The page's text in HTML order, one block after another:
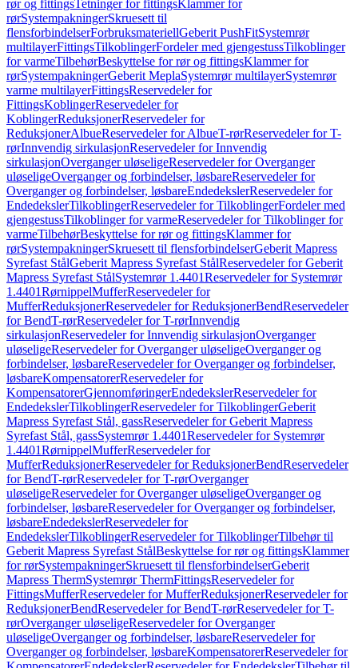
rør og fittingsTetninger for fittingsKlammer for
rørSystempakningerSkruesett til
flensforbindelserForbruksmateriellGeberit PushFitSystemrør
multilayerFittingsTilkoblingerFordeler med gjengestussTilkoblinger
for varmeTilbehørBeskyttelse for rør og fittingsKlammer for
rørSystempakningerGeberit MeplaSystemrør multilayerSystemrør
varme multilayerFittingsReservedeler for
FittingsKoblingerReservedeler for
KoblingerReduksjonerReservedeler for
ReduksjonerAlbueReservedeler for AlbueT-rørReservedeler for T-
rørInnvendig sirkulasjonReservedeler for Innvendig
sirkulasjonOverganger uløseligeReservedeler for Overganger
uløseligeOverganger og forbindelser, løsbareReservedeler for
Overganger og forbindelser, løsbareEndedekslerReservedeler for
EndedekslerTilkoblingerReservedeler for TilkoblingerFordeler med
gjengestussTilkoblinger for varmeReservedeler for Tilkoblinger for
varmeTilbehørBeskyttelse for rør og fittingsKlammer for
rørSystempakningerSkruesett til flensforbindelserGeberit Mapress
Syrefast StålGeberit Mapress Syrefast StålReservedeler for Geberit
Mapress Syrefast StålSystemrør 1.4401Reservedeler for Systemrør
1.4401RørnippelMufferReservedeler for
MufferReduksjonerReservedeler for ReduksjonerBendReservedeler
for BendT-rørReservedeler for T-rørInnvendig
sirkulasjonReservedeler for Innvendig sirkulasjonOverganger
uløseligeReservedeler for Overganger uløseligeOverganger og
forbindelser, løsbareReservedeler for Overganger og forbindelser,
løsbareKompensatorerReservedeler for
KompensatorerGjennomføringerEndedekslerReservedeler for
EndedekslerTilkoblingerReservedeler for TilkoblingerGeberit
Mapress Syrefast Stål, gassReservedeler for Geberit Mapress
Syrefast Stål, gassSystemrør 1.4401Reservedeler for Systemrør
1.4401RørnippelMufferReservedeler for
MufferReduksjonerReservedeler for ReduksjonerBendReservedeler
for BendT-rørReservedeler for T-rørOverganger
uløseligeReservedeler for Overganger uløseligeOverganger og
forbindelser, løsbareReservedeler for Overganger og forbindelser,
løsbareEndedekslerReservedeler for
EndedekslerTilkoblingerReservedeler for TilkoblingerTilbehør til
Geberit Mapress Syrefast StålBeskyttelse for rør og fittingsKlammer
for rørSystempakningerSkruesett til flensforbindelserGeberit
Mapress ThermSystemrør ThermFittingsReservedeler for
FittingsMufferReservedeler for MufferReduksjonerReservedeler for
ReduksjonerBendReservedeler for BendT-rørReservedeler for T-
rørOverganger uløseligeReservedeler for Overganger
uløseligeOverganger og forbindelser, løsbareReservedeler for
Overganger og forbindelser, løsbareKompensatorerReservedeler for